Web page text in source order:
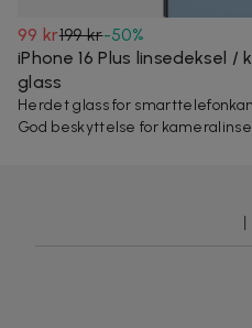
99 kr199 kr-50%
iPhone 16 Plus linsedeksel /
glass
Herdet glass for
God beskyttelse for